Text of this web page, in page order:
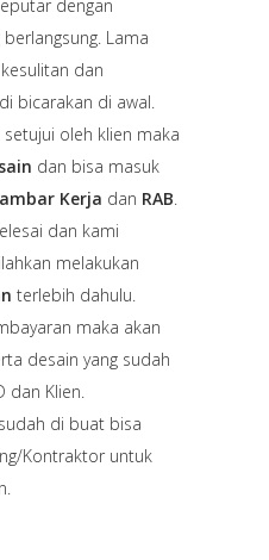
dengan
Lama
dan
bicarakan di awal.
oleh klien maka
dan bisa masuk
Kerja dan RAB.
dan kami
melakukan
terlebih dahulu.
maka akan
desain yang sudah
dan Klien.
di buat bisa
Kontraktor untuk